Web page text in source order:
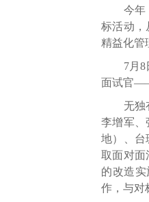
今年，
标活动，
精益化管
7月8日
面试官
无独有
李增军、
地）、
取面对面
的改造
作，与对